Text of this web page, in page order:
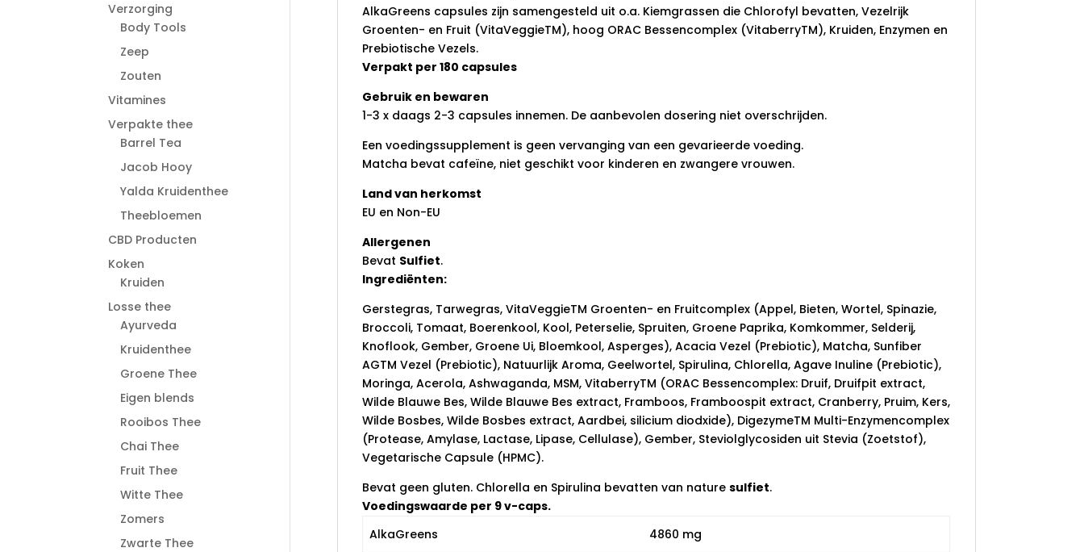
AlkaGreens capsules zijn samengesteld uit o.a. Kiemgrassen die Chlorofyl bevatten, Vezelrijk
Groenten- en Fruit (VitaVeggieTM), hoog ORAC Bessencomplex (VitaberryTM), Kruiden, Enzymen en
Prebiotische Vezels.
Verpakt per 180 capsules
Gebruik en bewaren
1-3 x daags 2-3 capsules innemen. De aanbevolen dosering niet overschrijden.
Een voedingssupplement is geen vervanging van een gevarieerde voeding.
Matcha bevat cafeïne, niet geschikt voor kinderen en zwangere vrouwen.
Land van herkomst
EU en Non-EU
Allergenen
Bevat Sulfiet.
Ingrediënten:
Gerstegras, Tarwegras, VitaVeggieTM Groenten- en Fruitcomplex (Appel, Bieten, Wortel, Spinazie,
Broccoli, Tomaat, Boerenkool, Kool, Peterselie, Spruiten, Groene Paprika, Komkommer, Selderij,
Knoflook, Gember, Groene Ui, Bloemkool, Asperges), Acacia Vezel (Prebiotic), Matcha, Sunfiber
AGTM Vezel (Prebiotic), Natuurlijk Aroma, Geelwortel, Spirulina, Chlorella, Agave Inuline (Prebiotic),
Moringa, Acerola, Ashwaganda, MSM, VitaberryTM (ORAC Bessencomplex: Druif, Druifpit extract,
Wilde Blauwe Bes, Wilde Blauwe Bes extract, Framboos, Framboospit extract, Cranberry, Pruim, Kers,
Wilde Bosbes, Wilde Bosbes extract, Aardbei, silicium diodxide), DigezymeTM Multi-Enzymencomplex
(Protease, Amylase, Lactase, Lipase, Cellulase), Gember, Steviolglycosiden uit Stevia (Zoetstof),
Vegetarische Capsule (HPMC).
Bevat geen gluten. Chlorella en Spirulina bevatten van nature sulfiet.
Voedingswaarde per 9 v-caps.
AlkaGreens
4860 mg
Verzorging
Body Tools
Zeep
Zouten
Vitamines
Verpakte thee
Barrel Tea
Jacob Hooy
Yalda Kruidenthee
Theebloemen
CBD Producten
Koken
Kruiden
Losse thee
Ayurveda
Kruidenthee
Groene Thee
Eigen blends
Rooibos Thee
Chai Thee
Fruit Thee
Witte Thee
Zomers
Zwarte Thee